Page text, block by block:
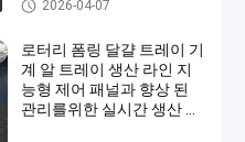
2026-04-07
로터리 폼링 달걀 트레이 기
계 알 트레이 생산 라인 지
능형 제어 패널과 향상 된
관리를위한 실시간 생산 모